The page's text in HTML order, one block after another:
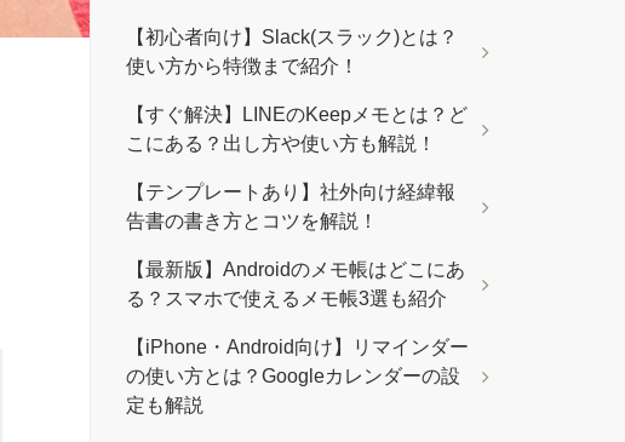
【初心者向け】Slack(スラック)とは？
使い方から特徴まで紹介！
【すぐ解決】LINEのKeepメモとは？ど
こにある？出し方や使い方も解説！
【テンプレートあり】社外向け経緯報
告書の書き方とコツを解説！
【最新版】Androidのメモ帳はどこにあ
る？スマホで使えるメモ帳3選も紹介
【iPhone・Android向け】リマインダー
の使い方とは？Googleカレンダーの設
定も解説